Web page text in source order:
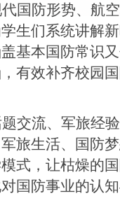
国防形势、航
生们系统讲解
基本国防常识
有效补齐校园
交流、军旅经
旅生活、国防
式，让枯燥的
国防事业的认知